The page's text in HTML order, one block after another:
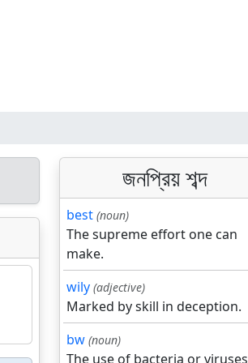
জনপ্রিয় শব্দ
best (noun)
The supreme effort one can
make.
wily (adjective)
Marked by skill in deception.
bw (noun)
The use of bacteria or viruses